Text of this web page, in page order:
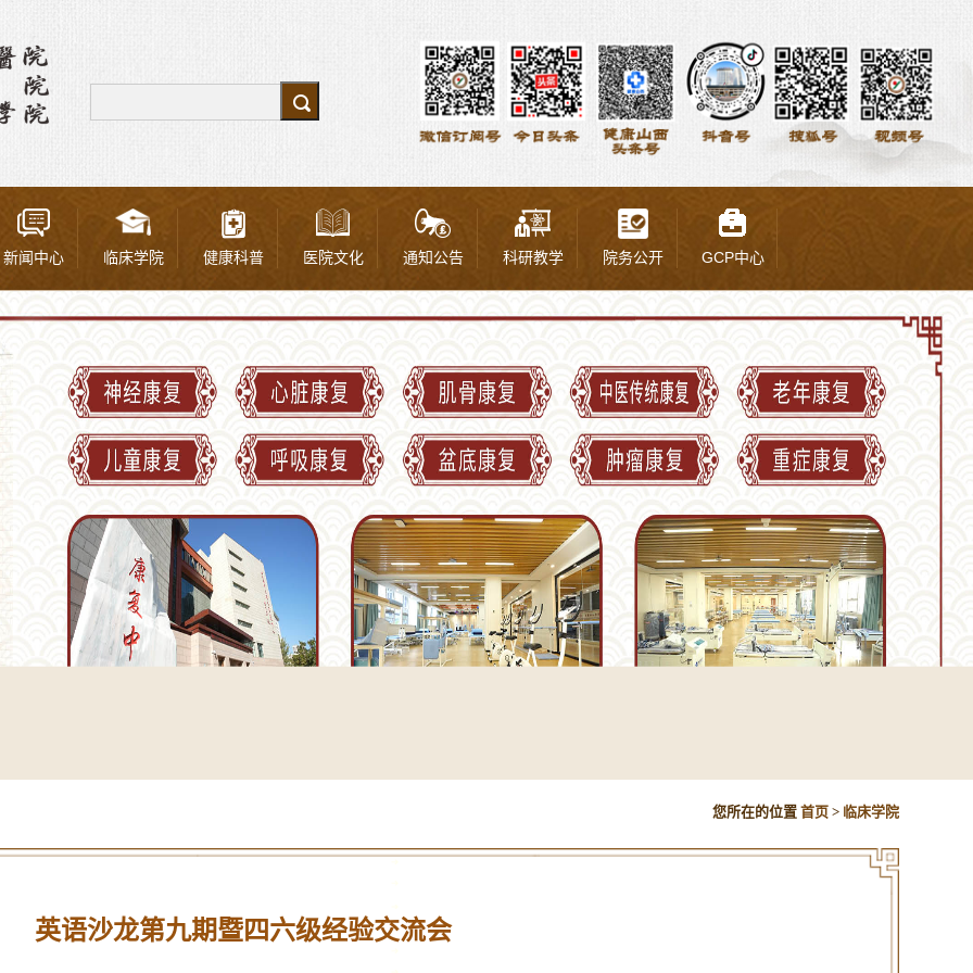
新闻中心 临床学院 健康科普 医院文化 通知公告 科研教学 院务公开 GCP中心
您所在的位置 首页 > 临床学院
英语沙龙第九期暨四六级经验交流会